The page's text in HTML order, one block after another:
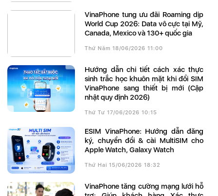
VinaPhone tung ưu đãi Roaming dịp
World Cup 2026: Data vô cực tại Mỹ,
Canada, Mexico và 130+ quốc gia
Thứ Năm 18/06/2026 11:00
Hướng dẫn chi tiết cách xác thực
sinh trắc học khuôn mặt khi đổi SIM
VinaPhone sang thiết bị mới (Cập
nhật quy định 2026)
Thứ Tư 17/06/2026 10:15
eSIM VinaPhone: Hướng dẫn đăng
ký, chuyển đổi & cài MultiSIM cho
Apple Watch, Galaxy Watch
Thứ Hai 15/06/2026 18:32
VinaPhone tăng cường mạng lưới hỗ